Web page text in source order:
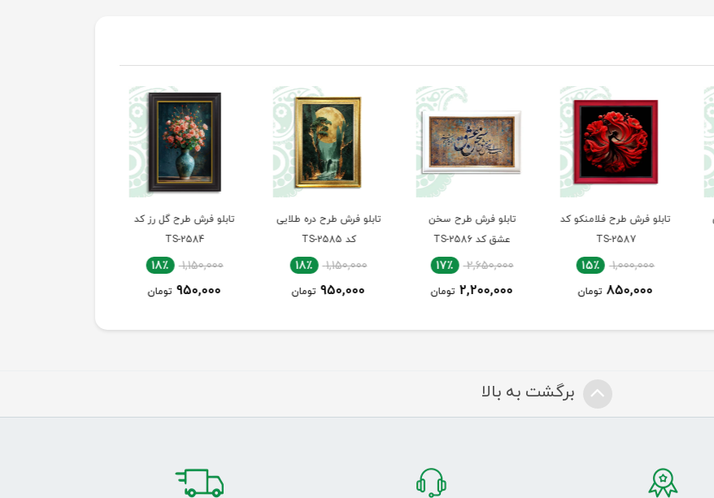
تابلو فرش طرح فلامنکو کد
TS-2587
1,000,000 15٪
850,000 تومان
تابلو فرش طرح سخن
عشق کد TS-2586
2,650,000 17٪
2,200,000 تومان
تابلو فرش طرح دره طلایی
کد TS-2585
1,150,000 18٪
950,000 تومان
تابلو فرش طرح گل رز کد
TS-2584
1,150,000 18٪
950,000 تومان
برگشت به بالا